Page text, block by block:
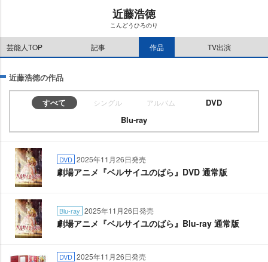
近藤浩徳
こんどうひろのり
芸能人TOP 記事 作品 TV出演
近藤浩徳の作品
すべて シングル アルバム
DVD
Blu-ray
DVD 2025年11月26日発売
劇場アニメ『ベルサイユのばら』DVD 通常版
Blu-ray 2025年11月26日発売
劇場アニメ『ベルサイユのばら』Blu-ray 通常版
DVD 2025年11月26日発売